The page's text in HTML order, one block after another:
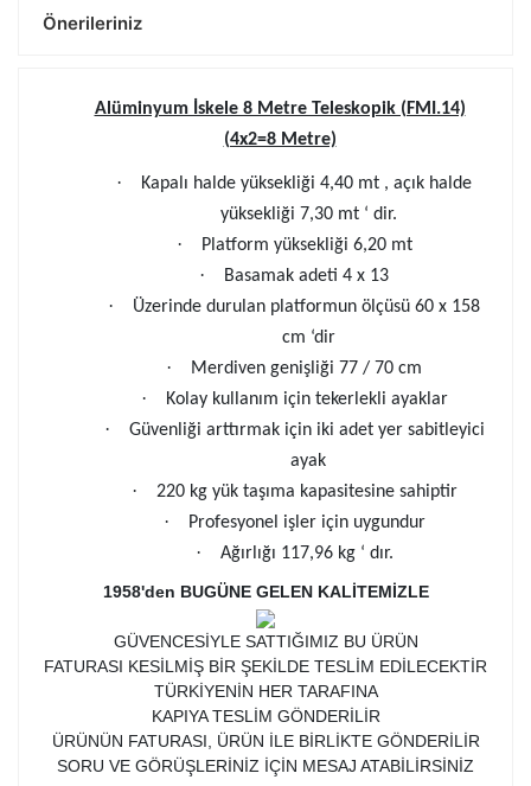
Önerileriniz
Alüminyum İskele 8 Metre Teleskopik (FMI.14)
(4x2=8 Metre)
·
Kapalı halde yüksekliği 4,40 mt , açık halde
yüksekliği 7,30 mt ‘ dir.
· Platform yüksekliği 6,20 mt
· Basamak adeti 4 x 13
·
Üzerinde durulan platformun ölçüsü 60 x 158
cm ‘dir
· Merdiven genişliği 77 / 70 cm
· Kolay kullanım için tekerlekli ayaklar
·
Güvenliği arttırmak için iki adet yer sabitleyici
ayak
· 220 kg yük taşıma kapasitesine sahiptir
· Profesyonel işler için uygundur
· Ağırlığı 117,96 kg ‘ dır.
1958'den BUGÜNE GELEN KALİTEMİZLE
GÜVENCESİYLE SATTIĞIMIZ BU ÜRÜN
FATURASI KESİLMİŞ BİR ŞEKİLDE TESLİM EDİLECEKTİR
TÜRKİYENİN HER TARAFINA
KAPIYA TESLİM GÖNDERİLİR
ÜRÜNÜN FATURASI, ÜRÜN İLE BİRLİKTE GÖNDERİLİR
SORU VE GÖRÜŞLERİNİZ İÇİN MESAJ ATABİLİRSİNİZ